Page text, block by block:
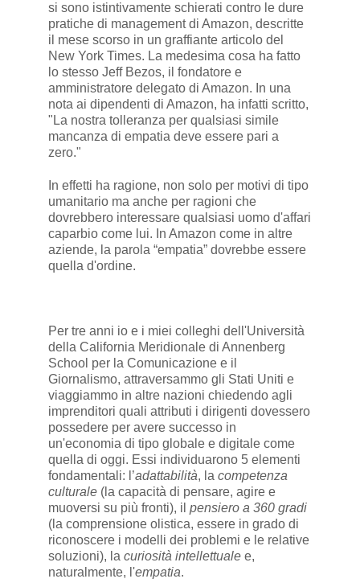
si sono istintivamente schierati contro le dure
pratiche di management di Amazon, descritte
il mese scorso in un graffiante articolo del
New York Times. La medesima cosa ha fatto
lo stesso Jeff Bezos, il fondatore e
amministratore delegato di Amazon. In una
nota ai dipendenti di Amazon, ha infatti scritto,
"La nostra tolleranza per qualsiasi simile
mancanza di empatia deve essere pari a
zero."
In effetti ha ragione, non solo per motivi di tipo
umanitario ma anche per ragioni che
dovrebbero interessare qualsiasi uomo d'affari
caparbio come lui. In Amazon come in altre
aziende, la parola “empatia” dovrebbe essere
quella d'ordine.
Per tre anni io e i miei colleghi dell'Università
della California Meridionale di Annenberg
School per la Comunicazione e il
Giornalismo, attraversammo gli Stati Uniti e
viaggiammo in altre nazioni chiedendo agli
imprenditori quali attributi i dirigenti dovessero
possedere per avere successo in
un'economia di tipo globale e digitale come
quella di oggi. Essi individuarono 5 elementi
fondamentali: l’adattabilità, la competenza
culturale(la capacità di pensare, agire e
muoversi su più fronti), il pensiero a 360 gradi
(la comprensione olistica, essere in grado di
riconoscere i modelli dei problemi e le relative
soluzioni), la curiosità intellettualee,
naturalmente, l'empatia.